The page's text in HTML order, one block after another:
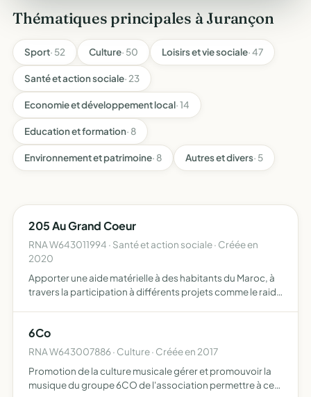
Thématiques principales à Jurançon
Sport· 52 Culture· 50 Loisirs et vie sociale· 47
Santé et action sociale· 23
Economie et développement local· 14
Education et formation· 8
Environnement et patrimoine· 8 Autres et divers· 5
205 Au Grand Coeur
RNA W643011994 · Santé et action sociale · Créée en
2020
Apporter une aide matérielle à des habitants du Maroc, à
travers la participation à différents projets comme le raid
6Co
RNA W643007886 · Culture · Créée en 2017
Promotion de la culture musicale gérer et promouvoir la
musique du groupe 6CO de l'association permettre à ce